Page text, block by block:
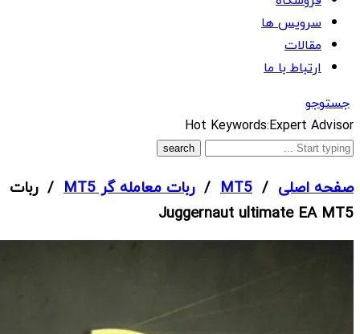
سرویس ها
مقالات
ارتباط با ما
جستوجو
What
are
looking
for?
Hot Keywords:Expert Advisor
صفحه اصلی /
MT5
/ربات معامله گر MT5
/ ربات
Juggernaut ultimate EA MT5